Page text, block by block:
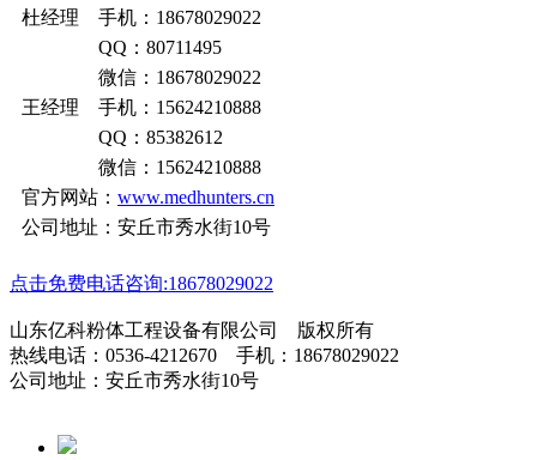
杜经理 手机：18678029022
QQ：80711495
微信：18678029022
王经理 手机：15624210888
QQ：85382612
微信：15624210888
官方网站： www.medhunters.cn
公司地址：安丘市秀水街10号
点击免费电话咨询:18678029022
山东亿科粉体工程设备有限公司 版权所有
热线电话：0536-4212670 手机：18678029022
公司地址：安丘市秀水街10号